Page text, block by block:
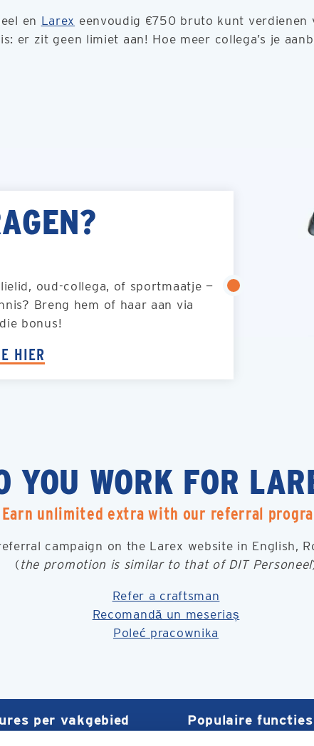
en Larex eenvoudig €750 bruto kunt verdienen
er zit geen limiet aan! Hoe meer collega’s je
oud-collega, of sportmaatje —
Breng hem of haar aan via
bonus!
HIER
YOU WORK FOR
Earn unlimited extra with our referral
campaign on the Larex website in English,
(the promotion is similar to that of DIT Personeel
Refer a craftsman
Recomandă un meseriaș
Poleć pracownika
per vakgebied Populaire functies